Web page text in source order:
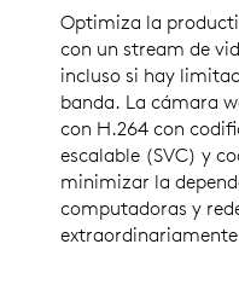
Optimiza la
con un stream de
incluso si hay
banda. La cámara
con H.264 con
escalable (SVC) y
minimizar la
computadoras y